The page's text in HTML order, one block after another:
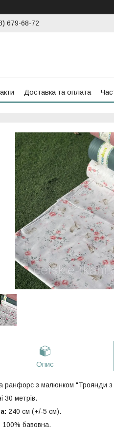
679-68-72
Доставка та оплата
Опис
ранфорс з малюнком "Троянди з
30 метрів.
240 см (+/-5 см).
100% бавовна.